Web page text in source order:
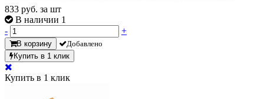
833 руб. за шт
В наличии 1
-
+
В корзину
Добавлено
Купить в 1 клик
Купить в 1 клик